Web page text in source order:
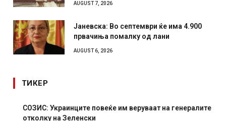
AUGUST 7, 2026
Јаневска: Во септември ќе има 4.900
првачиња помалку од лани
AUGUST 6, 2026
ТИКЕР
СОЗИС: Украинците повеќе им веруваат на генералите
отколку на Зеленски